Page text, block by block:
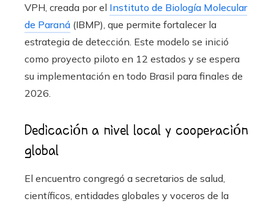
VPH, creada por el Instituto de Biología Molecular
de Paraná (IBMP), que permite fortalecer la
estrategia de detección. Este modelo se inició
como proyecto piloto en 12 estados y se espera
su implementación en todo Brasil para finales de
2026.
Dedicación a nivel local y cooperación
global
El encuentro congregó a secretarios de salud,
científicos, entidades globales y voceros de la